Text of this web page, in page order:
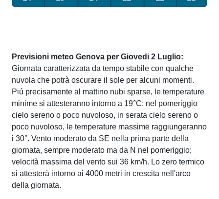
Previsioni meteo Genova per Giovedi 2 Luglio:
Giornata caratterizzata da tempo stabile con qualche
nuvola che potrà oscurare il sole per alcuni momenti.
Piú precisamente al mattino nubi sparse, le temperature
minime si attesteranno intorno a 19°C; nel pomeriggio
cielo sereno o poco nuvoloso, in serata cielo sereno o
poco nuvoloso, le temperature massime raggiungeranno
i 30°. Vento moderato da SE nella prima parte della
giornata, sempre moderato ma da N nel pomeriggio;
velocità massima del vento sui 36 km/h. Lo zero termico
si attesterà intorno ai 4000 metri in crescita nell'arco
della giornata.